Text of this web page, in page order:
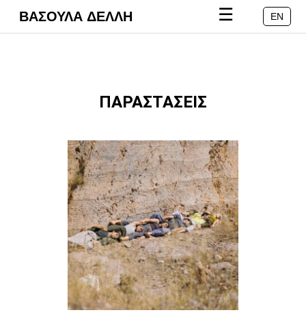
ΒΑΣΟΥΛΑ ΔΕΛΛΗ EN
☰
ΠΑΡΑΣΤΑΣΕΙΣ